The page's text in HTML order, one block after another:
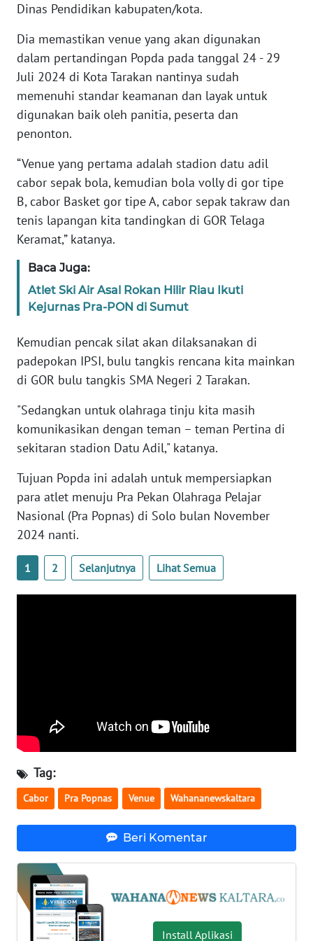
Dinas Pendidikan kabupaten/kota.
Dia memastikan venue yang akan digunakan
dalam pertandingan Popda pada tanggal 24 - 29
Juli 2024 di Kota Tarakan nantinya sudah
memenuhi standar keamanan dan layak untuk
digunakan baik oleh panitia, peserta dan
penonton.
“Venue yang pertama adalah stadion datu adil
cabor sepak bola, kemudian bola volly di gor tipe
B, cabor Basket gor tipe A, cabor sepak takraw dan
tenis lapangan kita tandingkan di GOR Telaga
Keramat,” katanya.
Baca Juga:
Atlet Ski Air Asal Rokan Hilir Riau Ikuti
Kejurnas Pra-PON di Sumut
Kemudian pencak silat akan dilaksanakan di
padepokan IPSI, bulu tangkis rencana kita mainkan
di GOR bulu tangkis SMA Negeri 2 Tarakan.
"Sedangkan untuk olahraga tinju kita masih
komunikasikan dengan teman – teman Pertina di
sekitaran stadion Datu Adil," katanya.
Tujuan Popda ini adalah untuk mempersiapkan
para atlet menuju Pra Pekan Olahraga Pelajar
Nasional (Pra Popnas) di Solo bulan November
2024 nanti.
1 2 Selanjutnya Lihat Semua
Tag:
Cabor Pra Popnas Venue Wahananewskaltara
Beri Komentar
Install Aplikasi
BANTEN
WN
KEPRI
WN
PAPUA
PAPUA
BARAT
WN
RIAU
WN
SERAMBI
JAMBI
WN
WN
NTB
WN
SULTENG
SUMBAR
SUMSEL
WN
LAMPUNG
WN
JATENG